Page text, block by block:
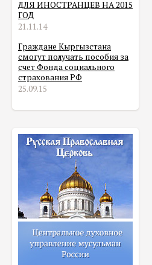
ДЛЯ ИНОСТРАНЦЕВ НА 2015
ГОД
21.11.14
Граждане Кыргызстана
смогут получать пособия за
счет Фонда социального
страхования РФ
25.09.15